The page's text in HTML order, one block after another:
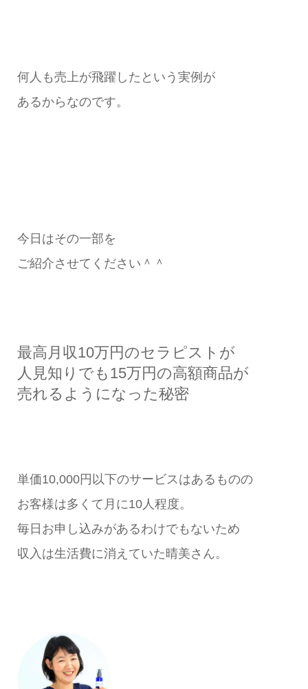
何人も売上が飛躍したという実例が
あるからなのです。
今日はその一部を
ご紹介させてください＾＾
最高月収10万円のセラピストが
人見知りでも15万円の高額商品が
売れるようになった秘密
単価10,000円以下のサービスはあるものの
お客様は多くて月に10人程度。
毎日お申し込みがあるわけでもないため
収入は生活費に消えていた晴美さん。